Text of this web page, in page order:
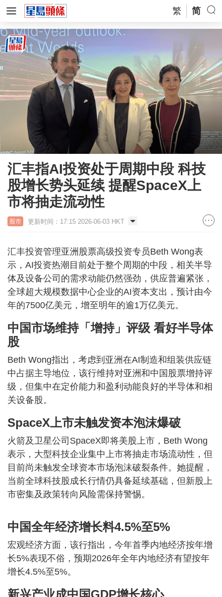
繁 简
汇丰指AI投资处于周期中段 科技
股增长势头延续 提醒SpaceX上
市将抽走流动性
股市 更新时间：17:15 2026-06-03 HKT
汇丰投资管理亚洲股票高级投资专员Beth Wong表
示，AI投资热潮目前处于整个周期的中段，相关半导
体及设备公司的需求动能仍然强劲，供应普遍紧张，
全球超大规模数据中心企业的AI资本支出，预计由今
年的7500亿美元，增至明年的逾1万亿美元。
中国市场维持「增持」评级 看好半导体
股
Beth Wong指出，考虑到亚洲在AI制造和组装供应链
中占据主导地位，该行维持对亚洲和中国股票增持评
级，但集中在定价能力和盈利动能良好的半导体和相
关设备股。
SpaceX上市未触发资本泡沫爆破
火箭及卫星公司SpaceX即将美股上市，Beth Wong
表示，大型科技企业集中上市将抽走市场流动性，但
目前尚未触发全球资本市场泡沫破裂条件。她提醒，
当前全球科技股成长行情仍具备延续基础，但新股上
市密集及政策转向风险需保持警惕。
中国全年经济增长料4.5%至5%
宏观经济方面，该行指出，今年首季内地经济按年增
长5%表现不俗，预期2026年全年内地经济有望按年
增长4.5%至5%。
新兴产业成中国GDP增长核心